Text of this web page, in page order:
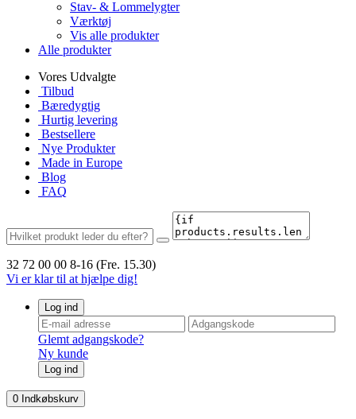
Stav- & Lommelygter
Værktøj
Vis alle produkter
Alle produkter
Vores Udvalgte
Tilbud
Bæredygtig
Hurtig levering
Bestsellere
Nye Produkter
Made in Europe
Blog
FAQ
32 72 00 00 8-16 (Fre. 15.30)
Vi er klar til at hjælpe dig!
Log ind
Glemt adgangskode?
Ny kunde
Log ind
0 Indkøbskurv